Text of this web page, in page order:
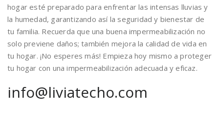
hogar esté preparado para enfrentar las intensas lluvias y
la humedad, garantizando así la seguridad y bienestar de
tu familia. Recuerda que una buena impermeabilización no
solo previene daños; también mejora la calidad de vida en
tu hogar. ¡No esperes más! Empieza hoy mismo a proteger
tu hogar con una impermeabilización adecuada y eficaz.
info@liviatecho.com